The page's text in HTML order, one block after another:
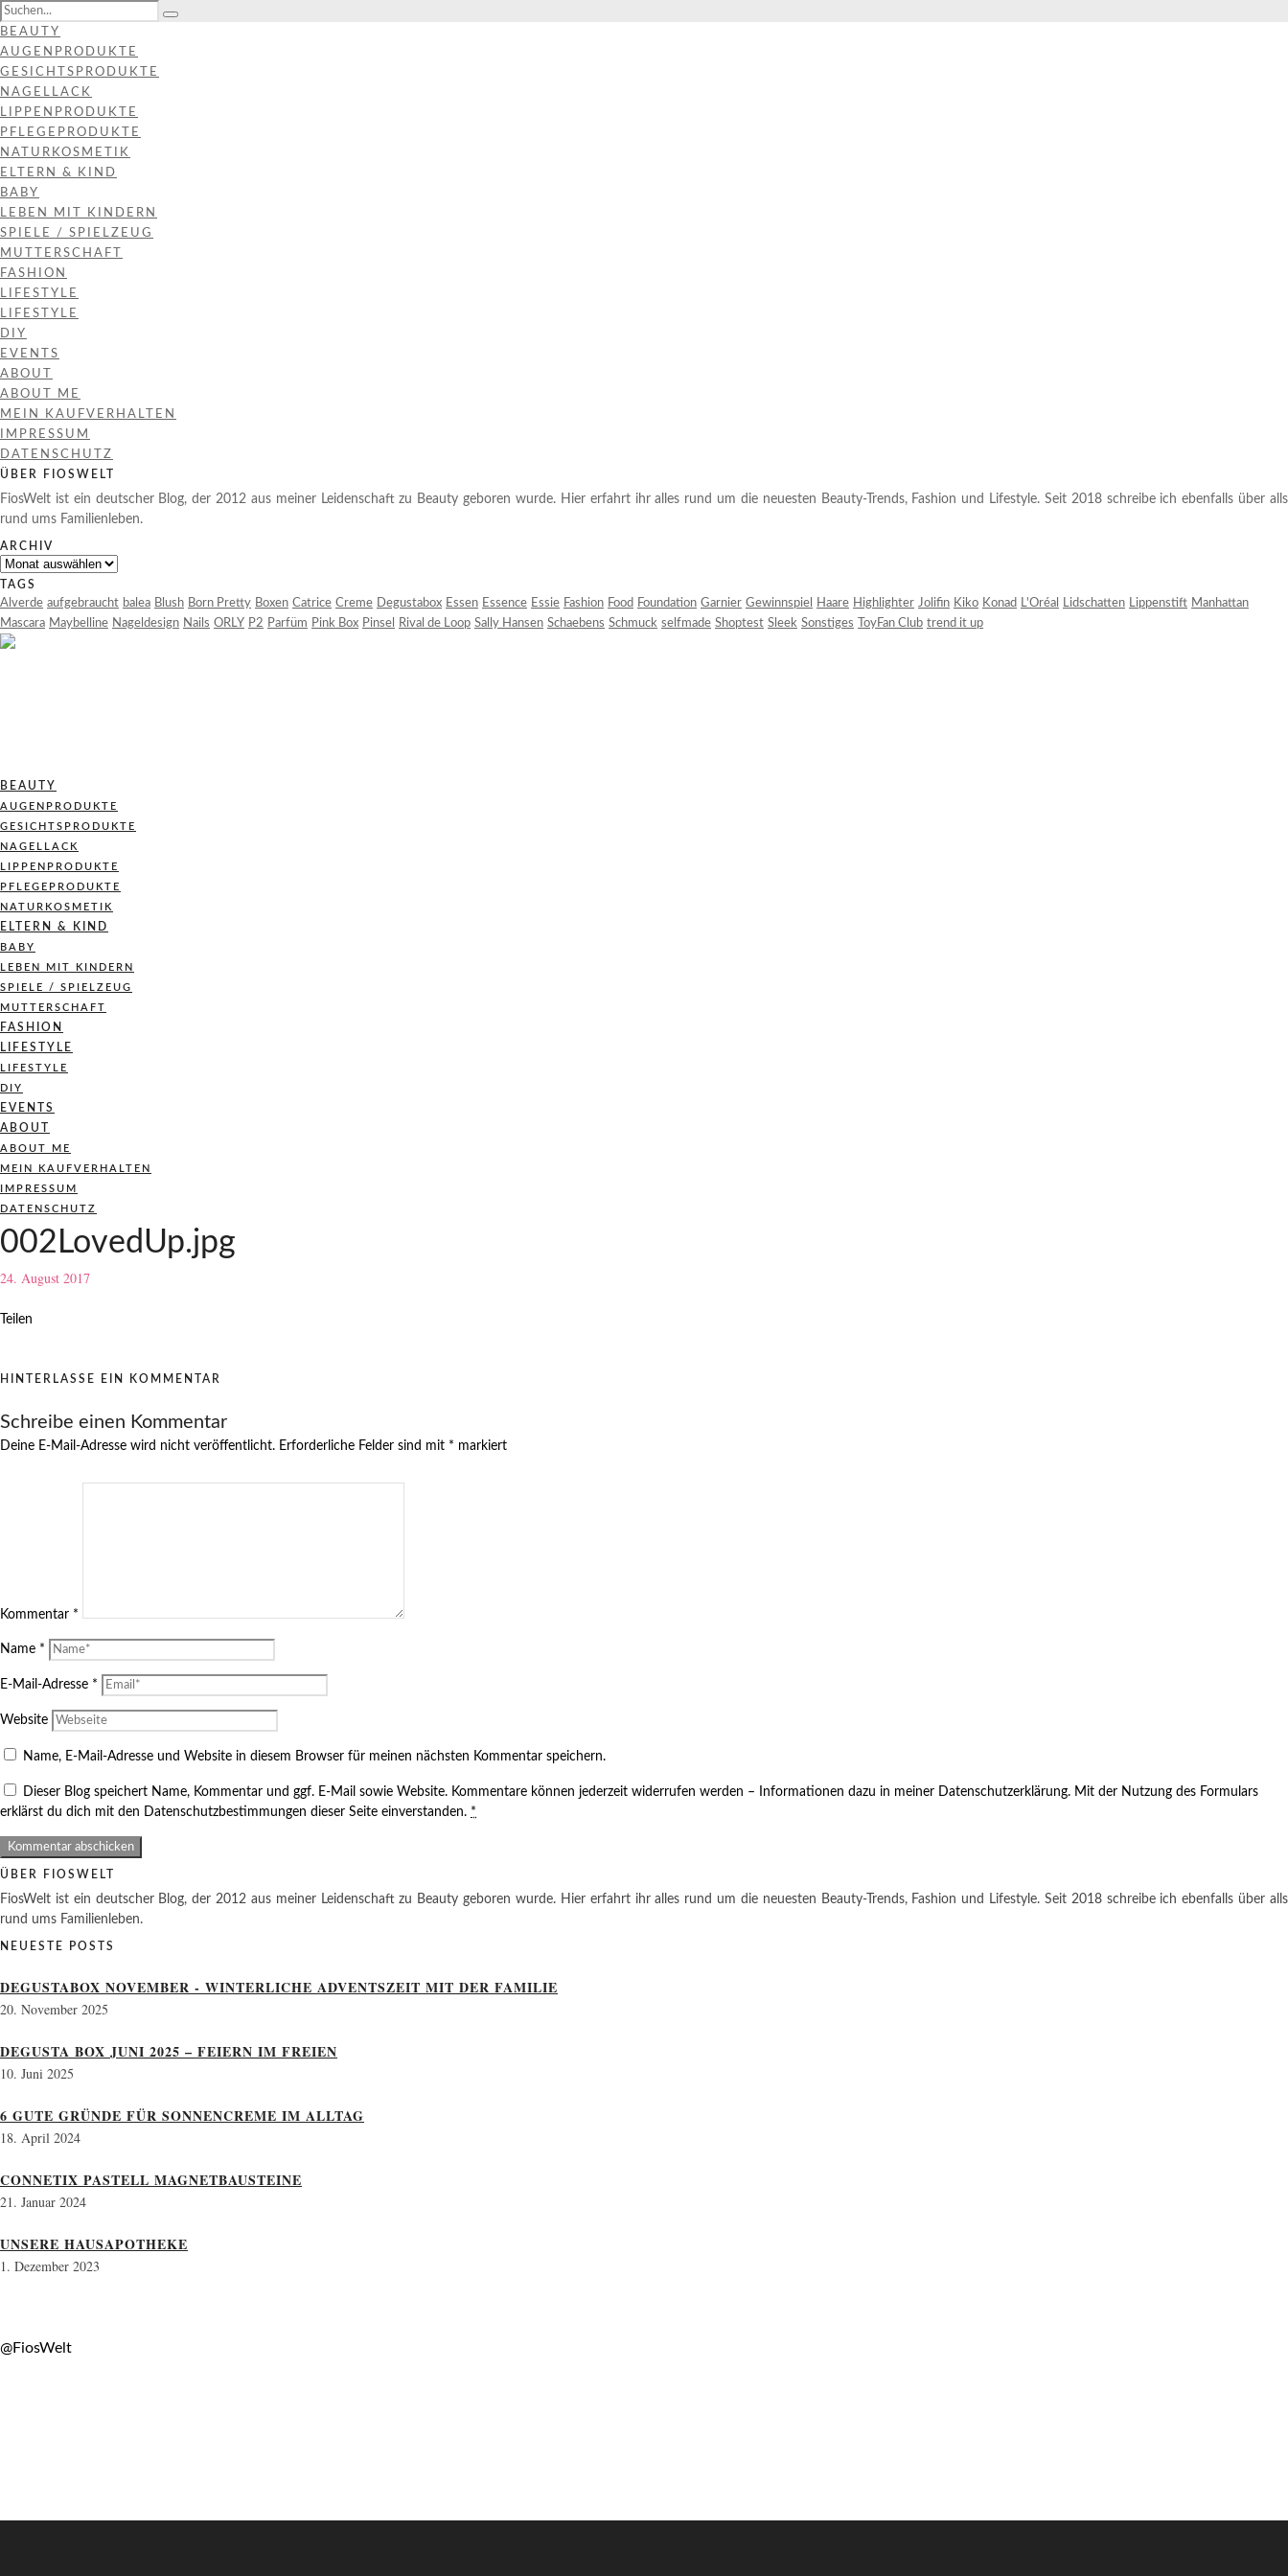
BEAUTY
AUGENPRODUKTE
GESICHTSPRODUKTE
NAGELLACK
LIPPENPRODUKTE
PFLEGEPRODUKTE
NATURKOSMETIK
ELTERN & KIND
BABY
LEBEN MIT KINDERN
SPIELE / SPIELZEUG
MUTTERSCHAFT
FASHION
LIFESTYLE
LIFESTYLE
DIY
EVENTS
ABOUT
ABOUT ME
MEIN KAUFVERHALTEN
IMPRESSUM
DATENSCHUTZ
ÜBER FIOSWELT
FiosWelt ist ein deutscher Blog, der 2012 aus meiner Leidenschaft zu Beauty geboren wurde. Hier erfahrt ihr alles rund um die neuesten Beauty-Trends, Fashion und Lifestyle. Seit 2018 schreibe ich ebenfalls über alls
rund ums Familienleben.
ARCHIV
Archiv
TAGS
Alverde aufgebraucht balea Blush Born Pretty Boxen Catrice Creme Degustabox Essen Essence Essie Fashion Food Foundation Garnier Gewinnspiel Haare Highlighter Jolifin Kiko Konad L'Oréal Lidschatten Lippenstift Manhattan
Mascara Maybelline Nageldesign Nails ORLY P2 Parfüm Pink Box Pinsel Rival de Loop Sally Hansen Schaebens Schmuck selfmade Shoptest Sleek Sonstiges ToyFan Club trend it up
BEAUTY
AUGENPRODUKTE
GESICHTSPRODUKTE
NAGELLACK
LIPPENPRODUKTE
PFLEGEPRODUKTE
NATURKOSMETIK
ELTERN & KIND
BABY
LEBEN MIT KINDERN
SPIELE / SPIELZEUG
MUTTERSCHAFT
FASHION
LIFESTYLE
LIFESTYLE
DIY
EVENTS
ABOUT
ABOUT ME
MEIN KAUFVERHALTEN
IMPRESSUM
DATENSCHUTZ
002LovedUp.jpg
24. August 2017
Teilen
HINTERLASSE EIN KOMMENTAR
Schreibe einen Kommentar
Deine E-Mail-Adresse wird nicht veröffentlicht. Erforderliche Felder sind mit * markiert
Kommentar *
Name *
E-Mail-Adresse *
Website
Name, E-Mail-Adresse und Website in diesem Browser für meinen nächsten Kommentar speichern.
Dieser Blog speichert Name, Kommentar und ggf. E-Mail sowie Website. Kommentare können jederzeit widerrufen werden – Informationen dazu in meiner Datenschutzerklärung. Mit der Nutzung des Formulars
erklärst du dich mit den Datenschutzbestimmungen dieser Seite einverstanden. *
ÜBER FIOSWELT
FiosWelt ist ein deutscher Blog, der 2012 aus meiner Leidenschaft zu Beauty geboren wurde. Hier erfahrt ihr alles rund um die neuesten Beauty-Trends, Fashion und Lifestyle. Seit 2018 schreibe ich ebenfalls über alls
rund ums Familienleben.
NEUESTE POSTS
DEGUSTABOX NOVEMBER - WINTERLICHE ADVENTSZEIT MIT DER FAMILIE
20. November 2025
DEGUSTA BOX JUNI 2025 – FEIERN IM FREIEN
10. Juni 2025
6 GUTE GRÜNDE FÜR SONNENCREME IM ALLTAG
18. April 2024
CONNETIX PASTELL MAGNETBAUSTEINE
21. Januar 2024
UNSERE HAUSAPOTHEKE
1. Dezember 2023
@FiosWelt